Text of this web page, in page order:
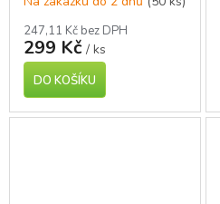
247,11 Kč bez DPH
299 Kč / ks
DO KOŠÍKU